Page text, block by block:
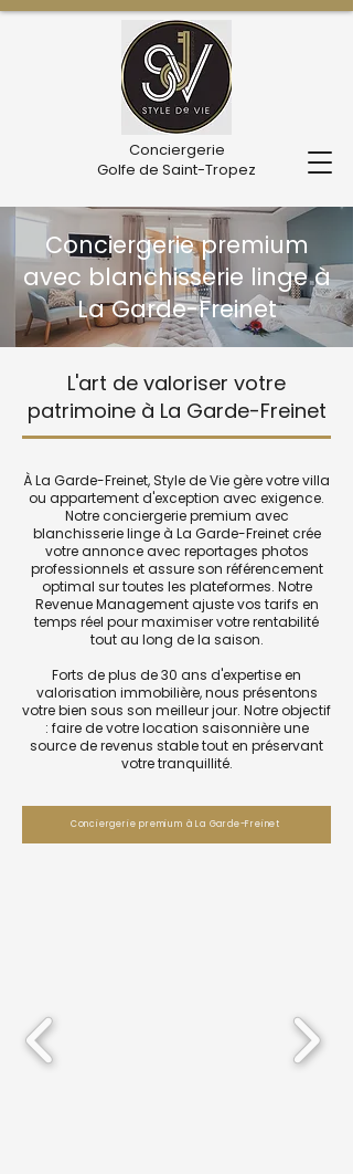
Conciergerie
Golfe de Saint-Tropez
Conciergerie premium
avec blanchisserie linge à
La Garde-Freinet
L'art de valoriser votre
patrimoine à La Garde-Freinet
À La Garde-Freinet, Style de Vie gère votre villa
ou appartement d'exception avec exigence.
Notre conciergerie premium avec
blanchisserie linge à La Garde-Freinet crée
votre annonce avec reportages photos
professionnels et assure son référencement
optimal sur toutes les plateformes. Notre
Revenue Management ajuste vos tarifs en
temps réel pour maximiser votre rentabilité
tout au long de la saison.
Forts de plus de 30 ans d'expertise en
valorisation immobilière, nous présentons
votre bien sous son meilleur jour. Notre objectif
: faire de votre location saisonnière une
source de revenus stable tout en préservant
votre tranquillité.
Conciergerie premium à La Garde-Freinet